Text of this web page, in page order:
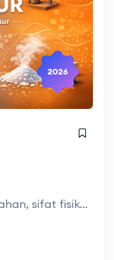
2026
Mata kuliah ini membahas kelimpahan, sifat fisika-kimia, cara memperoleh, mengidentifikasi, serta memanfaatkan unsur-unsur golongan utama dan unsur-unsur transisi blok-d (deret pertama, kedua, dan ketiga) beserta